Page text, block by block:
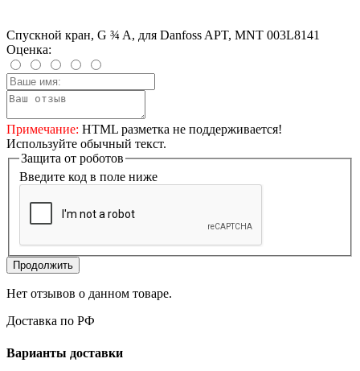
Спускной кран, G ¾ A, для Danfoss APT, MNT 003L8141
Оценка:
Примечание: HTML разметка не поддерживается!
Используйте обычный текст.
Защита от роботов
Введите код в поле ниже
Продолжить
Нет отзывов о данном товаре.
Доставка по РФ
Варианты доставки